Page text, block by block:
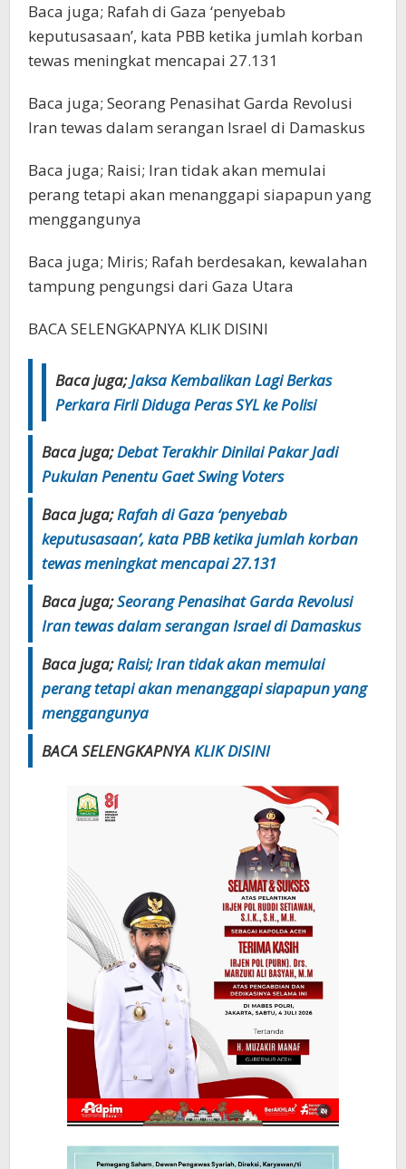
Baca juga; Rafah di Gaza ‘penyebab
keputusasaan’, kata PBB ketika jumlah korban
tewas meningkat mencapai 27.131
Baca juga; Seorang Penasihat Garda Revolusi
Iran tewas dalam serangan Israel di Damaskus
Baca juga; Raisi; Iran tidak akan memulai
perang tetapi akan menanggapi siapapun yang
menggangunya
Baca juga; Miris; Rafah berdesakan, kewalahan
tampung pengungsi dari Gaza Utara
BACA SELENGKAPNYA KLIK DISINI
Baca juga;Jaksa Kembalikan Lagi Berkas
Perkara Firli Diduga Peras SYL ke Polisi
Baca juga;Debat Terakhir Dinilai Pakar Jadi
Pukulan Penentu Gaet Swing Voters
Baca juga;Rafah di Gaza ‘penyebab
keputusasaan’, kata PBB ketika jumlah korban
tewas meningkat mencapai 27.131
Baca juga;Seorang Penasihat Garda Revolusi
Iran tewas dalam serangan Israel di Damaskus
Baca juga;Raisi; Iran tidak akan memulai
perang tetapi akan menanggapi siapapun yang
menggangunya
BACA SELENGKAPNYAKLIKDISINI